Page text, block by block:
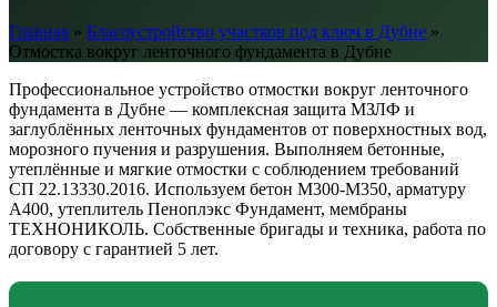
Главная » Благоустройство участков под ключ в Дубне »
Отмостка вокруг ленточного фундамента в Дубне
Профессиональное устройство отмостки вокруг ленточного
фундамента в Дубне — комплексная защита МЗЛФ и
заглублённых ленточных фундаментов от поверхностных вод,
морозного пучения и разрушения. Выполняем бетонные,
утеплённые и мягкие отмостки с соблюдением требований
СП 22.13330.2016. Используем бетон М300-М350, арматуру
А400, утеплитель Пеноплэкс Фундамент, мембраны
ТЕХНОНИКОЛЬ. Собственные бригады и техника, работа по
договору с гарантией 5 лет.